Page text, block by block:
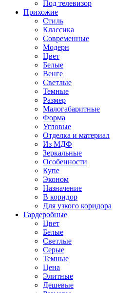
Под телевизор
Прихожие
Стиль
Классика
Современные
Модерн
Цвет
Белые
Венге
Светлые
Темные
Размер
Малогабаритные
Форма
Угловые
Отделка и материал
Из МДФ
Зеркальные
Особенности
Купе
Эконом
Назначение
В коридор
Для узкого коридора
Гардеробные
Цвет
Белые
Светлые
Серые
Темные
Цена
Элитные
Дешевые